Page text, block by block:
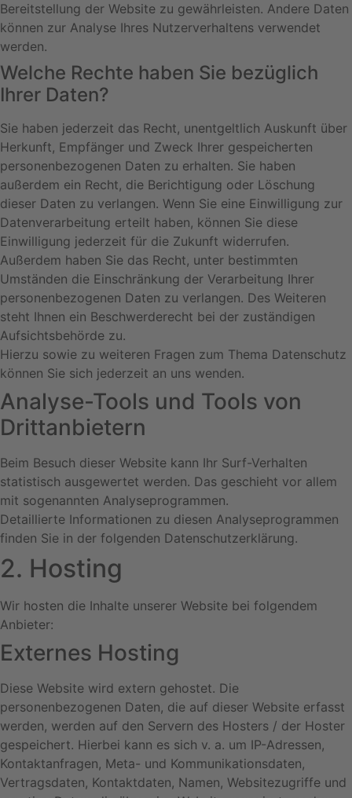
Bereitstellung der Website zu gewährleisten. Andere Daten
können zur Analyse Ihres Nutzerverhaltens verwendet
werden.
Welche Rechte haben Sie bezüglich
Ihrer Daten?
Sie haben jederzeit das Recht, unentgeltlich Auskunft über
Herkunft, Empfänger und Zweck Ihrer gespeicherten
personenbezogenen Daten zu erhalten. Sie haben
außerdem ein Recht, die Berichtigung oder Löschung
dieser Daten zu verlangen. Wenn Sie eine Einwilligung zur
Datenverarbeitung erteilt haben, können Sie diese
Einwilligung jederzeit für die Zukunft widerrufen.
Außerdem haben Sie das Recht, unter bestimmten
Umständen die Einschränkung der Verarbeitung Ihrer
personenbezogenen Daten zu verlangen. Des Weiteren
steht Ihnen ein Beschwerderecht bei der zuständigen
Aufsichtsbehörde zu.
Hierzu sowie zu weiteren Fragen zum Thema Datenschutz
können Sie sich jederzeit an uns wenden.
Analyse-Tools und Tools von
Dritt­anbietern
Beim Besuch dieser Website kann Ihr Surf-Verhalten
statistisch ausgewertet werden. Das geschieht vor allem
mit sogenannten Analyseprogrammen.
Detaillierte Informationen zu diesen Analyseprogrammen
finden Sie in der folgenden Datenschutzerklärung.
2. Hosting
Wir hosten die Inhalte unserer Website bei folgendem
Anbieter:
Externes Hosting
Diese Website wird extern gehostet. Die
personenbezogenen Daten, die auf dieser Website erfasst
werden, werden auf den Servern des Hosters / der Hoster
gespeichert. Hierbei kann es sich v. a. um IP-Adressen,
Kontaktanfragen, Meta- und Kommunikationsdaten,
Vertragsdaten, Kontaktdaten, Namen, Websitezugriffe und